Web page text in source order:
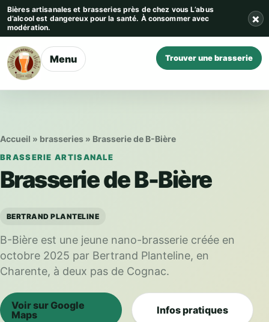
Aller au contenu
Bières artisanales et brasseries près de chez vous L’abus
d’alcool est dangereux pour la santé. À consommer avec
modération.
×
Menu Trouver une brasserie
Accueil » brasseries » Brasserie de B-Bière
BRASSERIE ARTISANALE
Brasserie de B-Bière
BERTRAND PLANTELINE
B-Bière est une jeune nano-brasserie créée en
octobre 2025 par Bertrand Planteline, en
Charente, à deux pas de Cognac.
Voir sur Google
Maps
Infos pratiques